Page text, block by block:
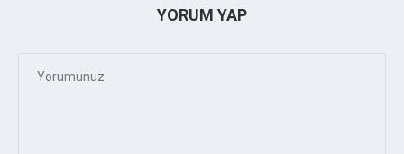
YORUM YAP